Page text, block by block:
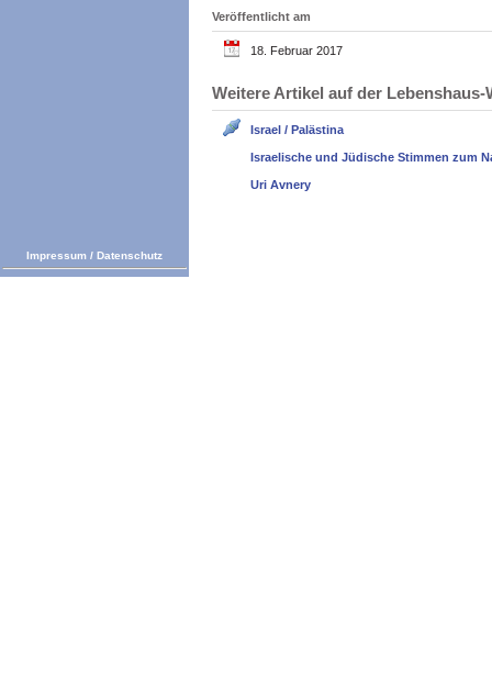
Veröffentlicht am
18. Februar 2017
Weitere Artikel auf der
Israel / Palästina
Israelische und Jüdische Stimmen zum
Uri Avnery
Impressum / Datenschutz